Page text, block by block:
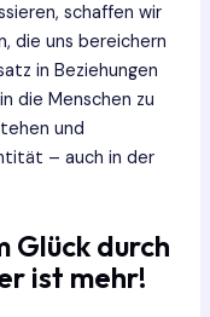
schaffen wir
die uns bereichern
in Beziehungen
die Menschen zu
und
– auch in der
Glück durch
ist mehr!